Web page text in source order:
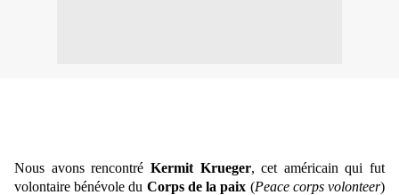
Nous avons rencontré Kermit Krueger, cet américain qui fut
volontaire bénévole du Corps de la paix (Peace corps volonteer)